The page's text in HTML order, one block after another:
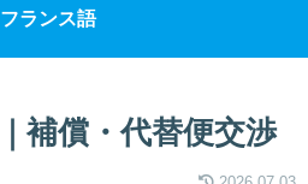
フランス語
補償・代替便交渉